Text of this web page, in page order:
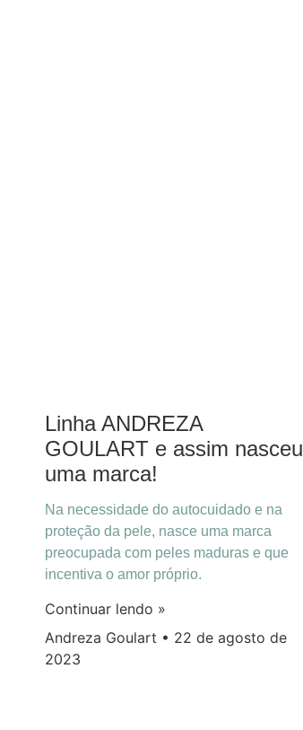
Linha ANDREZA
GOULART e assim nasceu
uma marca!
Na necessidade do autocuidado e na
proteção da pele, nasce uma marca
preocupada com peles maduras e que
incentiva o amor próprio.
Continuar lendo »
Andreza Goulart
22 de agosto de
2023